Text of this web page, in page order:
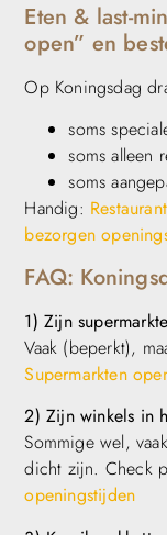
Eten & last-
open” en
Op Koningsdag
soms
soms alleen
soms
Handig:
bezorgen
FAQ:
1) Zijn
Vaak (beperkt),
Supermarkten
2) Zijn winkels in
Sommige wel,
dicht zijn. Check
openingstijden